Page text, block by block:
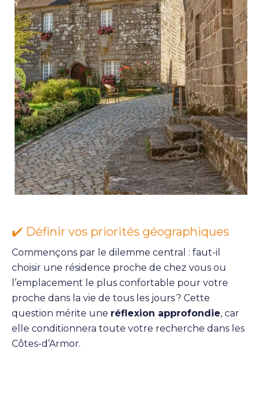
✔️ Définir vos priorités géographiques
Commençons par le dilemme central : faut-il
choisir une résidence proche de chez vous ou
l’emplacement le plus confortable pour votre
proche dans la vie de tous les jours ? Cette
question mérite une réflexion approfondie, car
elle conditionnera toute votre recherche dans les
Côtes-d’Armor.